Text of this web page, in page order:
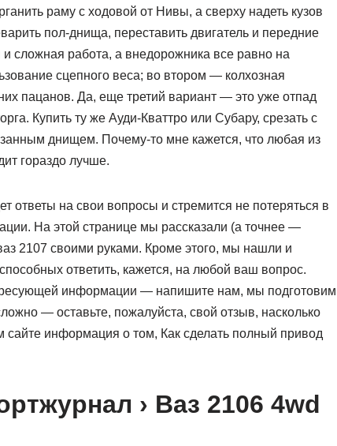
раму с ходовой от Нивы, а сверху надеть кузов
пол-днища, переставить двигатель и передние
сложная работа, а внедорожника все равно на
сцепного веса; во втором — колхозная
пацанов. Да, еще третий вариант — это уже отпад
Купить ту же Ауди-Кваттро или Субару, срезать с
днищем. Почему-то мне кажется, что любая из
гораздо лучше.
ответы на свои вопросы и стремится не потеряться в
На этой странице мы рассказали (а точнее —
2107 своими руками. Кроме этого, мы нашли и
ответить, кажется, на любой ваш вопрос.
информации — напишите нам, мы подготовим
— оставьте, пожалуйста, свой отзыв, насколько
информация о том, Как сделать полный привод
› Ваз 2106 4wd